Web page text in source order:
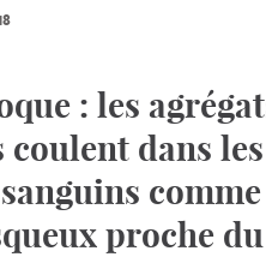
: les
coulent dans les
proche